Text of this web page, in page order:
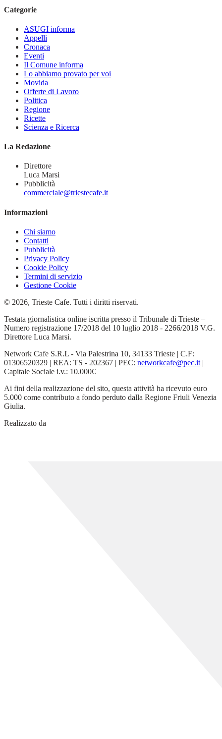
Categorie
ASUGI informa
Appelli
Cronaca
Eventi
Il Comune informa
Lo abbiamo provato per voi
Movida
Offerte di Lavoro
Politica
Regione
Ricette
Scienza e Ricerca
La Redazione
Direttore
Luca Marsi
Pubblicità
commerciale@triestecafe.it
Informazioni
Chi siamo
Contatti
Pubblicità
Privacy Policy
Cookie Policy
Termini di servizio
Gestione Cookie
© 2026, Trieste Cafe. Tutti i diritti riservati.
Testata giornalistica online iscritta presso il Tribunale di Trieste –
Numero registrazione 17/2018 del 10 luglio 2018 - 2266/2018 V.G.
Direttore Luca Marsi.
Network Cafe S.R.L - Via Palestrina 10, 34133 Trieste | C.F:
01306520329 | REA: TS - 202367 | PEC: networkcafe@pec.it |
Capitale Sociale i.v.: 10.000€
Ai fini della realizzazione del sito, questa attività ha ricevuto euro
5.000 come contributo a fondo perduto dalla Regione Friuli Venezia
Giulia.
Realizzato da